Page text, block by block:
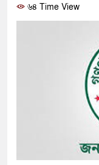
৬৪ Time View